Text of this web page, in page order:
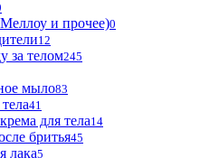
и прочее)0
12
за телом245
мыло83
41
для тела14
бритья45
лака5